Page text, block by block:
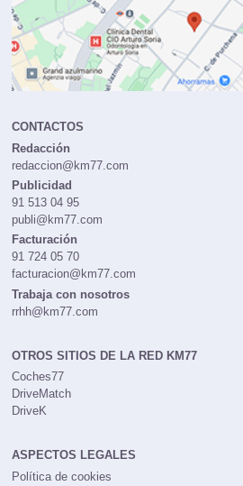
CONTACTOS
Redacción
redaccion@km77.com
Publicidad
91 513 04 95
publi@km77.com
Facturación
91 724 05 70
facturacion@km77.com
Trabaja con nosotros
rrhh@km77.com
OTROS SITIOS DE LA RED KM77
Coches77
DriveMatch
DriveK
ASPECTOS LEGALES
Política de cookies